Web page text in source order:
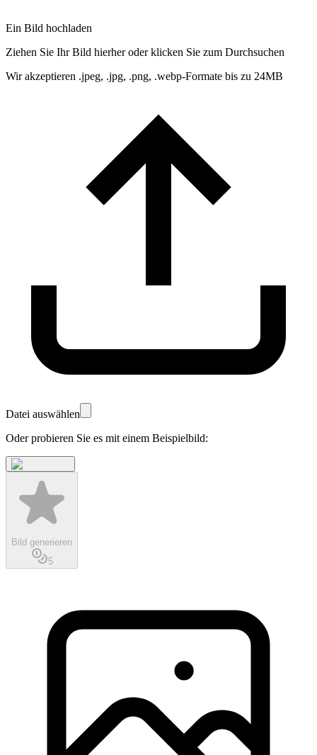
Ein Bild hochladen
Ziehen Sie Ihr Bild hierher oder klicken Sie zum Durchsuchen
Wir akzeptieren .jpeg, .jpg, .png, .webp-Formate bis zu 24MB
Datei auswählen
Oder probieren Sie es mit einem Beispielbild:
Bild generieren
5